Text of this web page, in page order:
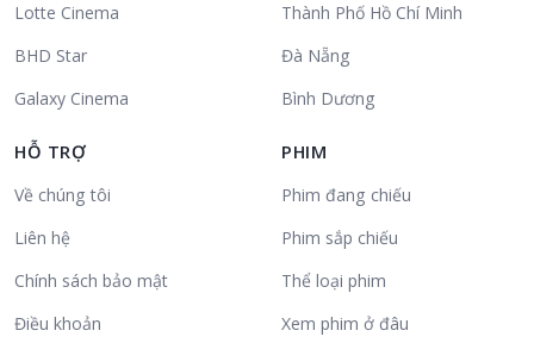
Lotte Cinema
BHD Star
Galaxy Cinema
Thành Phố Hồ Chí Minh
Đà Nẵng
Bình Dương
HỖ TRỢ
Về chúng tôi
Liên hệ
Chính sách bảo mật
Điều khoản
PHIM
Phim đang chiếu
Phim sắp chiếu
Thể loại phim
Xem phim ở đâu